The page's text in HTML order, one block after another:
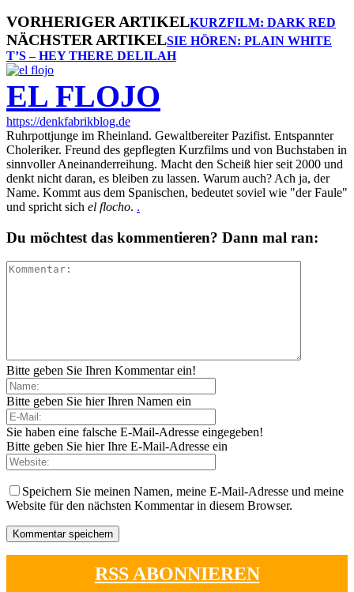
VORHERIGER ARTIKELKURZFILM: DARK RED
NÄCHSTER ARTIKELSIE HÖREN: PLAIN WHITE
T’S – HEY THERE DELILAH
EL FLOJO
https://denkfabrikblog.de
Ruhrpottjunge im Rheinland. Gewaltbereiter Pazifist. Entspannter
Choleriker. Freund des gepflegten Kurzfilms und von Buchstaben in
sinnvoller Aneinanderreihung. Macht den Scheiß hier seit 2000 und
denkt nicht daran, es bleiben zu lassen. Warum auch? Ach ja, der
Name. Kommt aus dem Spanischen, bedeutet soviel wie "der Faule"
und spricht sich el flocho. .
Du möchtest das kommentieren? Dann mal ran:
Bitte geben Sie Ihren Kommentar ein!
Bitte geben Sie hier Ihren Namen ein
Sie haben eine falsche E-Mail-Adresse eingegeben!
Bitte geben Sie hier Ihre E-Mail-Adresse ein
Speichern Sie meinen Namen, meine E-Mail-Adresse und meine
Website für den nächsten Kommentar in diesem Browser.
RSS ABONNIEREN